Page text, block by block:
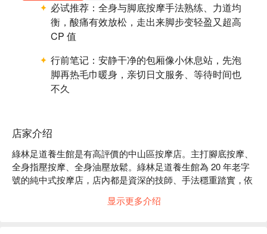
必试推荐： 全身与脚底按摩手法熟练、力道均
衡，酸痛有效放松，走出来脚步变轻盈又超高
CP 值
行前笔记： 安静干净的包厢像小休息站，先泡
脚再热毛巾暖身，亲切日文服务、等待时间也
不久
店家介绍
綠林足道養生館是有高評價的中山區按摩店。主打腳底按摩、
全身指壓按摩、全身油壓放鬆。綠林足道養生館為 20 年老字
號的純中式按摩店，店內都是資深的技師、手法穩重踏實，依
显示更多介绍